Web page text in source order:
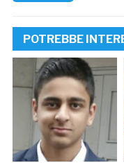
POTREBBE